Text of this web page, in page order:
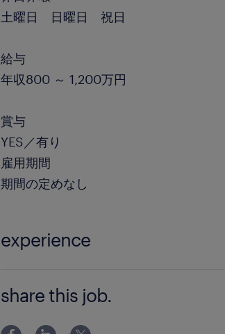
土曜日 日曜日 祝日
給与
年収800 ～ 1,200万円
賞与
YES／有り
雇用期間
期間の定めなし
experience
ド、仮想化技術に関する深い知識 ・プ
ント経験 ・高いコミュニケーション能
share this job.